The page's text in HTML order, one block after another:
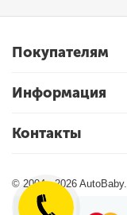
Покупателям
Информация
Контакты
© 2004 - 2026 AutoBaby.